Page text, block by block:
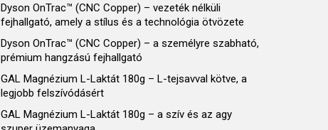
Dyson OnTrac™ (CNC Copper) – vezeték nélküli
fejhallgató, amely a stílus és a technológia ötvözete
Dyson OnTrac™ (CNC Copper) – a személyre szabható,
prémium hangzású fejhallgató
GAL Magnézium L-Laktát 180g – L-tejsavval kötve, a
legjobb felszívódásért
GAL Magnézium L-Laktát 180g – a szív és az agy